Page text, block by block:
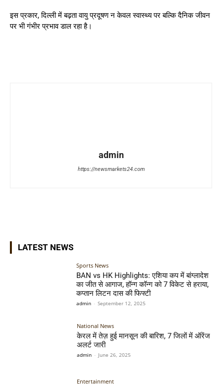
इस प्रकार, दिल्ली में बढ़ता वायु प्रदूषण न केवल स्वास्थ्य पर बल्कि दैनिक जीवन
पर भी गंभीर प्रभाव डाल रहा है।
admin
https://newsmarkets24.com
LATEST NEWS
Sports News
BAN vs HK Highlights: एशिया कप में बांग्लादेश
का जीत से आगाज, हॉन्ग कॉन्ग को 7 विकेट से हराया,
कप्तान लिटन दास की फिफ्टी
admin - September 12, 2025
National News
केरल में तेज़ हुई मानसून की बारिश, 7 जिलों में ऑरेंज
अलर्ट जारी
admin - June 26, 2025
Entertainment